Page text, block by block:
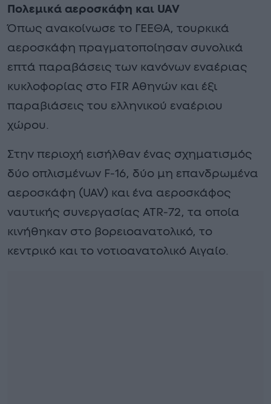
Πολεμικά αεροσκάφη και UAV
Όπως ανακοίνωσε το ΓΕΕΘΑ, τουρκικά
αεροσκάφη πραγματοποίησαν συνολικά
επτά παραβάσεις των κανόνων εναέριας
κυκλοφορίας στο FIR Αθηνών και έξι
παραβιάσεις του ελληνικού εναέριου
χώρου.
Στην περιοχή εισήλθαν ένας σχηματισμός
δύο οπλισμένων F-16, δύο μη επανδρωμένα
αεροσκάφη (UAV) και ένα αεροσκάφος
ναυτικής συνεργασίας ATR-72, τα οποία
κινήθηκαν στο βορειοανατολικό, το
κεντρικό και το νοτιοανατολικό Αιγαίο.